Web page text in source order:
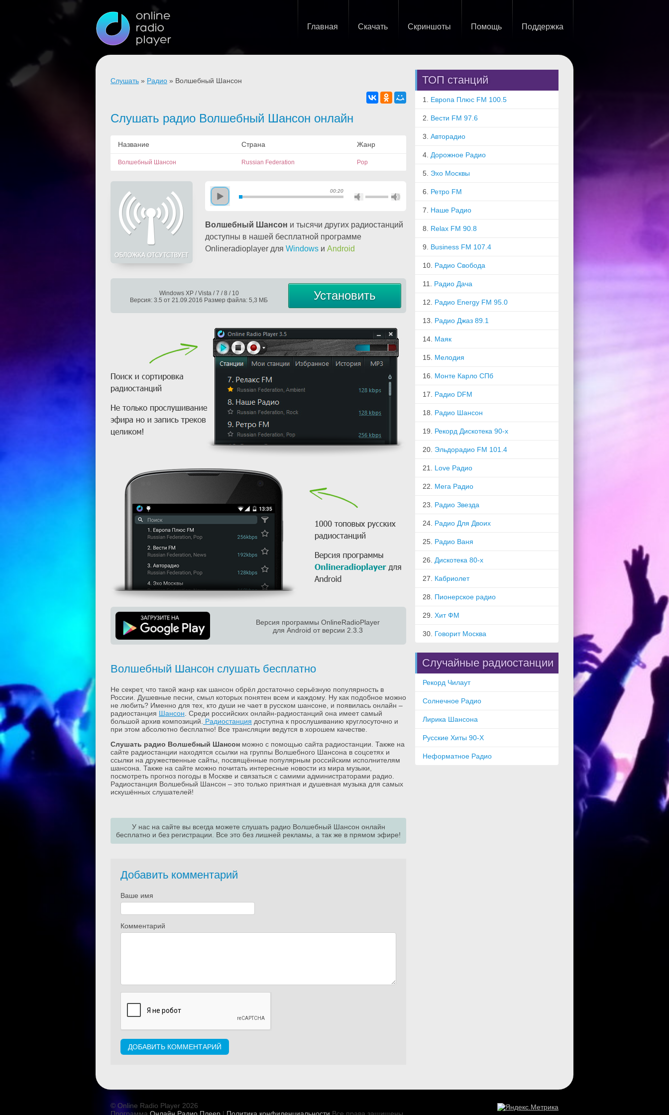
Главная Скачать Скриншоты Помощь Поддержка
Слушать » Радио » Волшебный Шансон
Слушать радио Волшебный Шансон онлайн
Название Страна Жанр
Волшебный Шансон Russian Federation Pop
00:20
Волшебный Шансон и тысячи других радиостанций
доступны в нашей бесплатной программе
Onlineradioplayer для Windows и Android
Windows XP / Vista / 7 / 8 / 10
Версия: 3.5 от 21.09.2016 Размер файла: 5,3 МБ
Установить
Версия программы OnlineRadioPlayer
для Android от версии 2.3.3
Волшебный Шансон слушать бесплатно
Не секрет, что такой жанр как шансон обрёл достаточно серьёзную популярность в
России. Душевные песни, смыл которых понятен всем и каждому. Ну как подобное можно
не любить? Именно для тех, кто души не чает в русском шансоне, и появилась онлайн –
радиостанция Шансон. Среди российских онлайн-радиостанций она имеет самый
большой архив композиций. Радиостанция доступна к прослушиванию круглосуточно и
при этом абсолютно бесплатно! Все трансляции ведутся в хорошем качестве.
Слушать радио Волшебный Шансон можно с помощью сайта радиостанции. Также на
сайте радиостанции находятся ссылки на группы Волшебного Шансона в соцсетях и
ссылки на дружественные сайты, посвящённые популярным российским исполнителям
шансона. Также на сайте можно почитать интересные новости из мира музыки,
посмотреть прогноз погоды в Москве и связаться с самими администраторами радио.
Радиостанция Волшебный Шансон – это только приятная и душевная музыка для самых
искушённых слушателей!
У нас на сайте вы всегда можете слушать радио Волшебный Шансон онлайн
бесплатно и без регистрации. Все это без лишней рекламы, а так же в прямом эфире!
Добавить комментарий
Ваше имя
Комментарий
ТОП станций
1. Европа Плюс FM 100.5
2. Вести FM 97.6
3. Авторадио
4. Дорожное Радио
5. Эхо Москвы
6. Ретро FM
7. Наше Радио
8. Relax FM 90.8
9. Business FM 107.4
10. Радио Свобода
11. Радио Дача
12. Радио Energy FM 95.0
13. Радио Джаз 89.1
14. Маяк
15. Мелодия
16. Монте Карло СПб
17. Радио DFM
18. Радио Шансон
19. Рекорд Дискотека 90-х
20. Эльдорадио FM 101.4
21. Love Радио
22. Мега Радио
23. Радио Звезда
24. Радио Для Двоих
25. Радио Ваня
26. Дискотека 80-х
27. Кабриолет
28. Пионерское радио
29. Хит ФМ
30. Говорит Москва
Случайные радиостанции
Рекорд Чилаут
Солнечное Радио
Лирика Шансона
Русские Хиты 90-Х
Неформатное Радио
© Online Radio Player 2026